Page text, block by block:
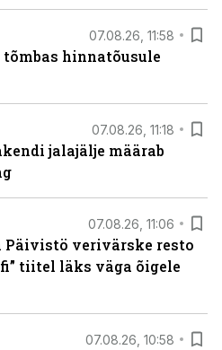
07.08.26, 11:58
hinnatõusule
07.08.26, 11:18
jalajälje määrab
07.08.26, 11:06
Päivistö verivärske resto
tiitel läks väga õigele
07.08.26, 10:58